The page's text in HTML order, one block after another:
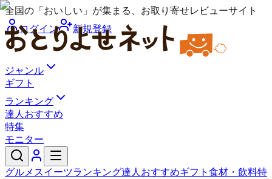
全国の「おいしい」が集まる、お取り寄せレビューサイト
ログイン
新規登録
ジャンル
ギフト
ランキング
達人おすすめ
特集
モニター
グルメ スイーツランキング達人おすすめギフト 食材・飲料特